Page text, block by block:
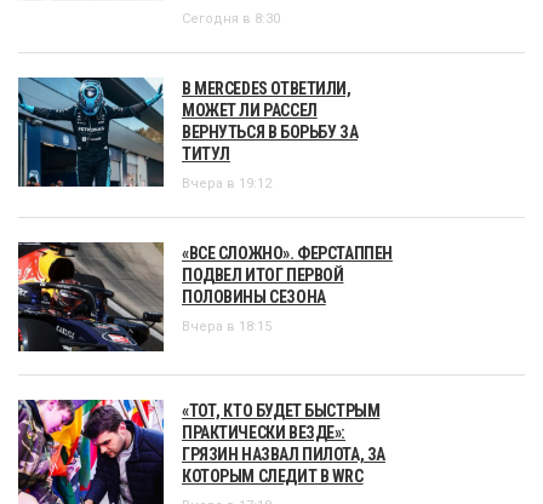
Сегодня в 8:30
В MERCEDES ОТВЕТИЛИ,
МОЖЕТ ЛИ РАССЕЛ
ВЕРНУТЬСЯ В БОРЬБУ ЗА
ТИТУЛ
Вчера в 19:12
«ВСЕ СЛОЖНО». ФЕРСТАППЕН
ПОДВЕЛ ИТОГ ПЕРВОЙ
ПОЛОВИНЫ СЕЗОНА
Вчера в 18:15
«ТОТ, КТО БУДЕТ БЫСТРЫМ
ПРАКТИЧЕСКИ ВЕЗДЕ»:
ГРЯЗИН НАЗВАЛ ПИЛОТА, ЗА
КОТОРЫМ СЛЕДИТ В WRC